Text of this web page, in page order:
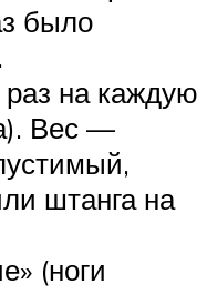
было
на каждую
Вес —
штанга на
(ноги